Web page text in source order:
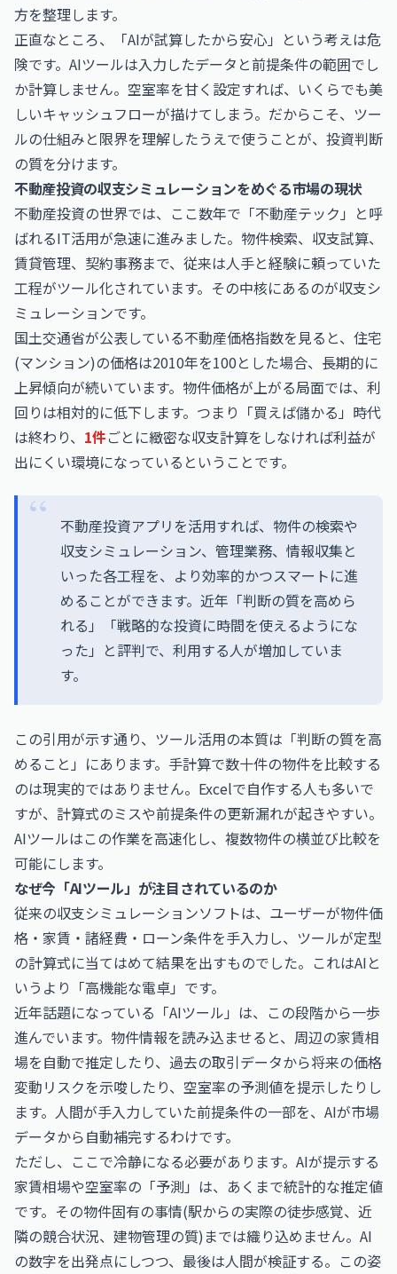
方を整理します。
正直なところ、「AIが試算したから安心」という考えは危
険です。AIツールは入力したデータと前提条件の範囲でし
か計算しません。空室率を甘く設定すれば、いくらでも美
しいキャッシュフローが描けてしまう。だからこそ、ツー
ルの仕組みと限界を理解したうえで使うことが、投資判断
の質を分けます。
不動産投資の収支シミュレーションをめぐる市場の現状
不動産投資の世界では、ここ数年で「不動産テック」と呼
ばれるIT活用が急速に進みました。物件検索、収支試算、
賃貸管理、契約事務まで、従来は人手と経験に頼っていた
工程がツール化されています。その中核にあるのが収支シ
ミュレーションです。
国土交通省が公表している不動産価格指数を見ると、住宅
(マンション)の価格は2010年を100とした場合、長期的に
上昇傾向が続いています。物件価格が上がる局面では、利
回りは相対的に低下します。つまり「買えば儲かる」時代
は終わり、 1件ごとに緻密な収支計算をしなければ利益が
出にくい環境になっているということです。
不動産投資アプリを活用すれば、物件の検索や
収支シミュレーション、管理業務、情報収集と
いった各工程を、より効率的かつスマートに進
めることができます。近年「判断の質を高めら
れる」「戦略的な投資に時間を使えるようにな
った」と評判で、利用する人が増加していま
す。
この引用が示す通り、ツール活用の本質は「判断の質を高
めること」にあります。手計算で数十件の物件を比較する
のは現実的ではありません。Excelで自作する人も多いで
すが、計算式のミスや前提条件の更新漏れが起きやすい。
AIツールはこの作業を高速化し、複数物件の横並び比較を
可能にします。
なぜ今「AIツール」が注目されているのか
従来の収支シミュレーションソフトは、ユーザーが物件価
格・家賃・諸経費・ローン条件を手入力し、ツールが定型
の計算式に当てはめて結果を出すものでした。これはAIと
いうより「高機能な電卓」です。
近年話題になっている「AIツール」は、この段階から一歩
進んでいます。物件情報を読み込ませると、周辺の家賃相
場を自動で推定したり、過去の取引データから将来の価格
変動リスクを示唆したり、空室率の予測値を提示したりし
ます。人間が手入力していた前提条件の一部を、AIが市場
データから自動補完するわけです。
ただし、ここで冷静になる必要があります。AIが提示する
家賃相場や空室率の「予測」は、あくまで統計的な推定値
です。その物件固有の事情(駅からの実際の徒歩感覚、近
隣の競合状況、建物管理の質)までは織り込めません。AI
の数字を出発点にしつつ、最後は人間が検証する。この姿